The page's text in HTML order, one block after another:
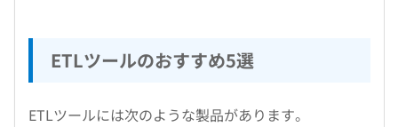
ETLツールのおすすめ5選
ETLツールには次のような製品があります。